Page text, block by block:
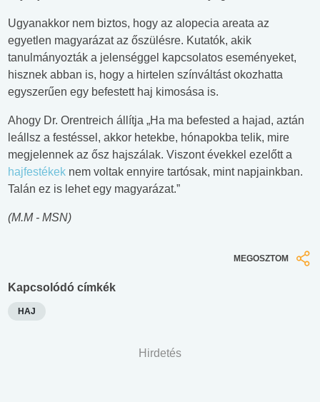
Ugyanakkor nem biztos, hogy az alopecia areata az
egyetlen magyarázat az őszülésre. Kutatók, akik
tanulmányozták a jelenséggel kapcsolatos eseményeket,
hisznek abban is, hogy a hirtelen színváltást okozhatta
egyszerűen egy befestett haj kimosása is.
Ahogy Dr. Orentreich állítja „Ha ma befested a hajad, aztán
leállsz a festéssel, akkor hetekbe, hónapokba telik, mire
megjelennek az ősz hajszálak. Viszont évekkel ezelőtt a
hajfestékek nem voltak ennyire tartósak, mint napjainkban.
Talán ez is lehet egy magyarázat.”
(M.M - MSN)
MEGOSZTOM
Kapcsolódó címkék
HAJ
Hirdetés